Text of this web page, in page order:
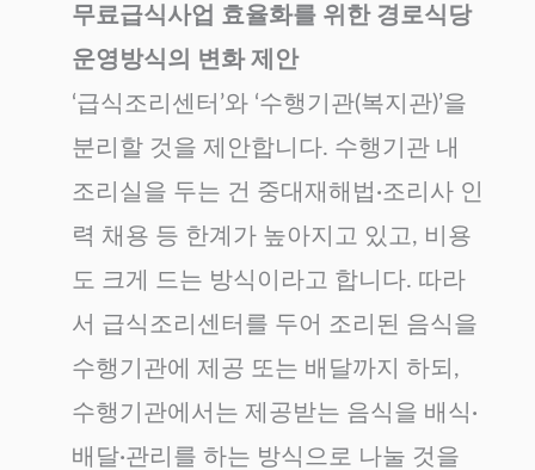
무료급식사업 효율화를 위한 경로식당
운영방식의 변화 제안
‘급식조리센터’와 ‘수행기관(복지관)’을
분리할 것을 제안합니다. 수행기관 내
조리실을 두는 건 중대재해법·조리사 인
력 채용 등 한계가 높아지고 있고, 비용
도 크게 드는 방식이라고 합니다. 따라
서 급식조리센터를 두어 조리된 음식을
수행기관에 제공 또는 배달까지 하되,
수행기관에서는 제공받는 음식을 배식·
배달·관리를 하는 방식으로 나눌 것을